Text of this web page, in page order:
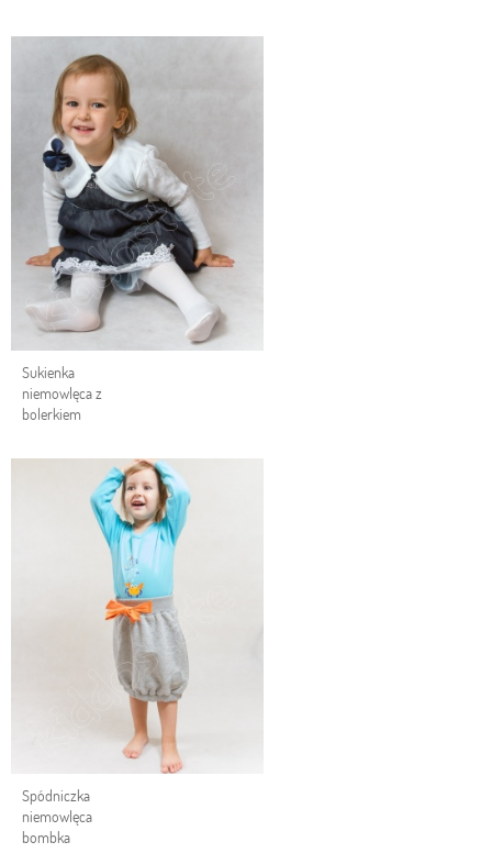
Sukienka
niemowlęca z
bolerkiem
Spódniczka
niemowlęca
bombka